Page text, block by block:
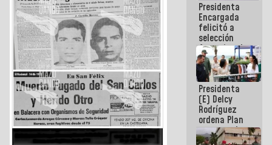
Presidenta
Encargada
felicitó a
selección
femenina de
baloncesto
por su
clasificación
a la
AmeriCup
2027
Presidenta
(E) Delcy
Rodríguez
ordena Plan
maestro de
desarrollo